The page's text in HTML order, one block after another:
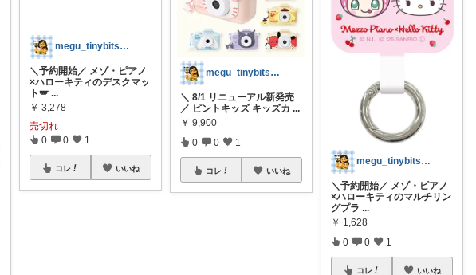
megu_tinybits🍀見つけ帖
＼予約開始／ メゾ・ピアノ
×ハローキティのデスクマッ
ト🪽...
￥ 3,278
売切れ
0 0 1
コレ いいね
megu_tinybits🍀見つけ帖
＼ 8/1 リニューアル新発売
／ ピントキッズ キッズカ ...
￥ 9,900
0 0 1
コレ いいね
megu_tinybits🍀見つけ帖
＼予約開始／ メゾ・ピアノ
×ハローキティのマルチリン
グプラ ...
￥ 1,628
0 0 1
コレ いいね